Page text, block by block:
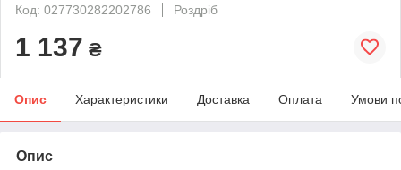
Код: 027730282202786
Роздріб
1 137 ₴
Опис Характеристики Доставка Оплата Умови
Опис